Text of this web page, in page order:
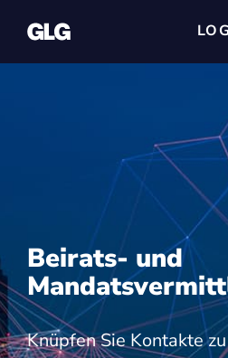
Beirats- und
Knüpfen Sie Kontakte zu